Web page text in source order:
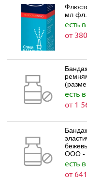
мл
есть
от
есть
от 1
ООО -
есть
от